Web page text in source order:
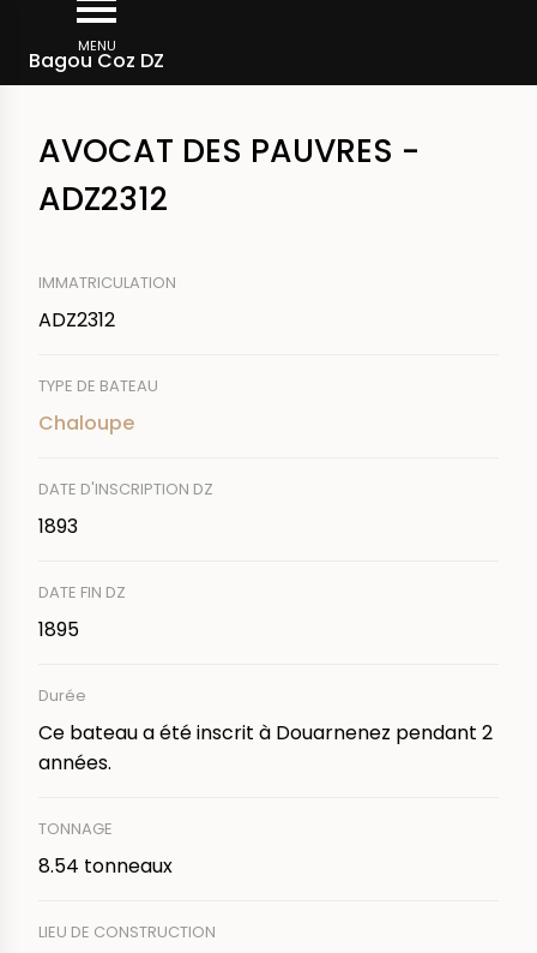
contenu
MENU
Bagou Coz DZ
d'Ariane
Rechercher un bateau
AVOCAT DES PAUVRES -
ADZ2312
IMMATRICULATION
ADZ2312
TYPE DE BATEAU
Chaloupe
DATE D'INSCRIPTION DZ
1893
DATE FIN DZ
1895
Durée
Ce bateau a été inscrit à Douarnenez pendant 2
années.
TONNAGE
8.54 tonneaux
LIEU DE CONSTRUCTION